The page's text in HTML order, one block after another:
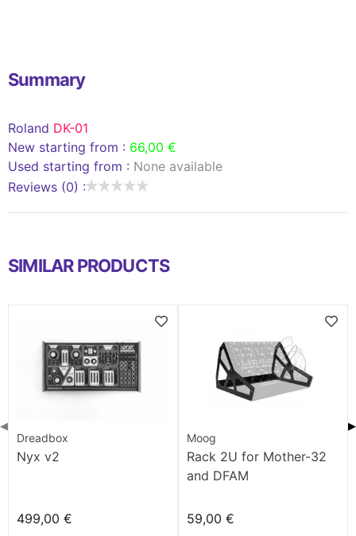
Summary
Roland DK-01
New starting from : 66,00 €
Used starting from : None available
Reviews (0) :
SIMILAR PRODUCTS
Dreadbox
Nyx v2
499,00 €
Moog
Rack 2U for Mother-32
and DFAM
59,00 €
◀ ▶